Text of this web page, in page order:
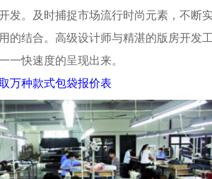
发。及时捕捉市场流行时尚元素，不断
的结合。高级设计师与精湛的版房开发
一快速度的呈现出来。
万种款式包袋报价表